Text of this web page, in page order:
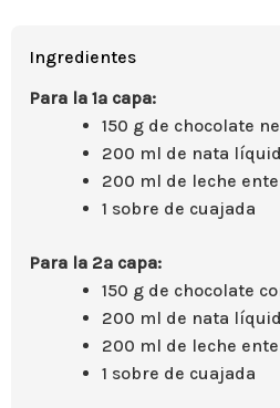
Ingredientes
Para la 1ª capa:
150 g de chocolate
200 ml de nata
200 ml de leche
1 sobre de cuajada
Para la 2ª capa:
150 g de chocolate
200 ml de nata
200 ml de leche
1 sobre de cuajada